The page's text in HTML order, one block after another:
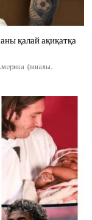
қалай ақиқатқа
финалы.